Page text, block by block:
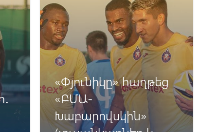
«Փյունիկը» հաղթեց
«ԲՄԱ-
Խաբարովսկին»